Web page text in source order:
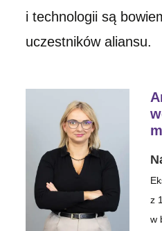
i technologii są
uczestników aliansu.
z
w